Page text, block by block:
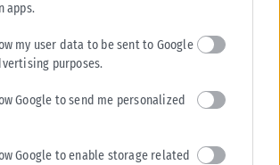
apps.
my user data to be sent to Google
purposes.
Google to send me personalized
Google to enable storage related
οι διαδικασίες κρατικής αρωγής για τις περιοχές
πρόσφατες πυρκαγιές, με τις αρμόδιες αρχές...
02/08/2026